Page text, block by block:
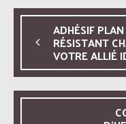
ADHÉSIF
RÉSISTANT
VOTRE ALLIÉ